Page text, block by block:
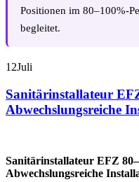
Positionen im 80–100%-
begleitet.
12Juli
Sanitärinstallateur
Abwechslungsreiche
Sanitärinstallateur EFZ
Abwechslungsreiche